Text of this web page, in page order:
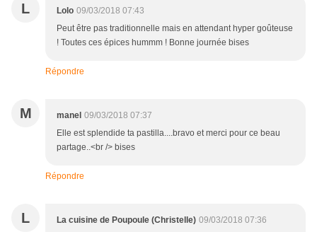
L Lolo 09/03/2018 07:43
Peut être pas traditionnelle mais en attendant hyper goûteuse
! Toutes ces épices hummm ! Bonne journée bises
Répondre
M manel 09/03/2018 07:37
Elle est splendide ta pastilla....bravo et merci pour ce beau
partage..<br /> bises
Répondre
L La cuisine de Poupoule (Christelle) 09/03/2018 07:36